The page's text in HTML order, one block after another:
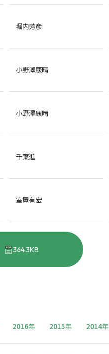
堀内芳彦
小野澤康晴
小野澤康晴
千葉進
室屋有宏
364.3KB
2016年 2015年 2014年